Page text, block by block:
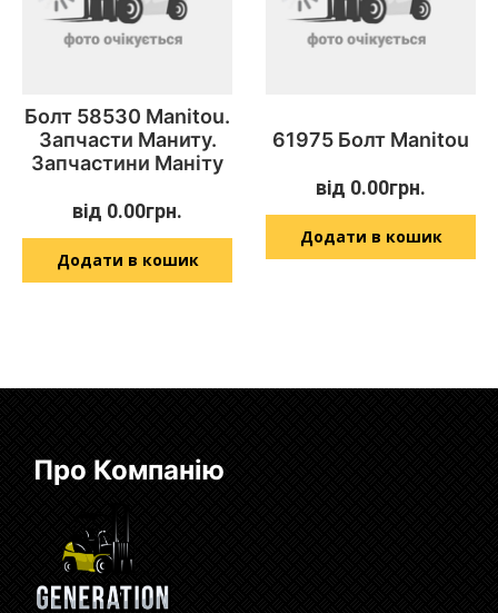
Болт 58530 Manitou.
Запчасти Маниту.
Запчастини Маніту
від 0.00грн.
Додати в кошик
61975 Болт Manitou
від 0.00грн.
Додати в кошик
Про Компанію